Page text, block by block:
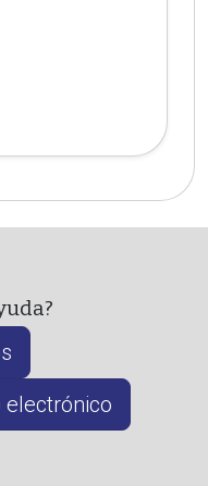
electrónico